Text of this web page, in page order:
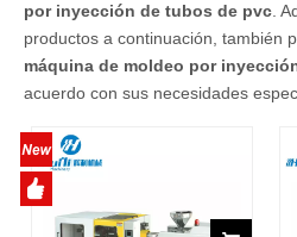
por inyección de tubos de pvc .
productos a continuación, también
máquina de moldeo por
acuerdo con sus necesidades